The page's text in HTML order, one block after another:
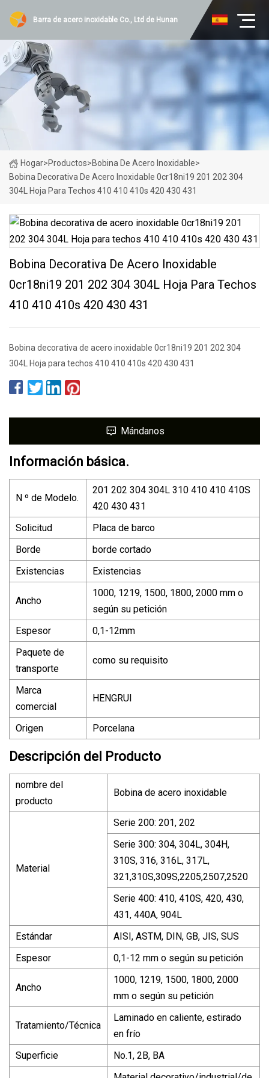
Barra de acero inoxidable Co., Ltd de Hunan
Hogar>Productos>Bobina De Acero Inoxidable>
Bobina Decorativa De Acero Inoxidable 0cr18ni19 201 202 304
304L Hoja Para Techos 410 410 410s 420 430 431
Bobina Decorativa De Acero Inoxidable
0cr18ni19 201 202 304 304L Hoja Para Techos
410 410 410s 420 430 431
Bobina decorativa de acero inoxidable 0cr18ni19 201 202 304
304L Hoja para techos 410 410 410s 420 430 431
Mándanos
Información básica.
N º de Modelo.
201 202 304 304L 310 410 410 410S
420 430 431
Solicitud
Placa de barco
Borde
borde cortado
Existencias
Existencias
Ancho
1000, 1219, 1500, 1800, 2000 mm o
según su petición
Espesor
0,1-12mm
Paquete de
transporte
como su requisito
Marca
comercial
HENGRUI
Origen Porcelana
Descripción del Producto
nombre del
producto
Bobina de acero inoxidable
Material
Serie 200: 201, 202
Serie 300: 304, 304L, 304H,
310S, 316, 316L, 317L,
321,310S,309S,2205,2507,2520
Serie 400: 410, 410S, 420, 430,
431, 440A, 904L
Estándar
AISI, ASTM, DIN, GB, JIS, SUS
Espesor
0,1-12 mm o según su petición
Ancho
1000, 1219, 1500, 1800, 2000
mm o según su petición
Tratamiento/Técnica
Laminado en caliente, estirado
en frío
Superficie
No.1, 2B, BA